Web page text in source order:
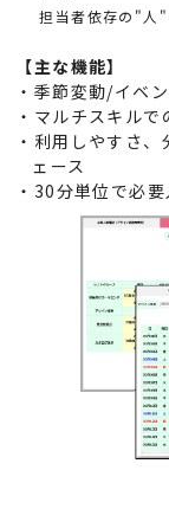
担当者依存の"人"
【主な機能】
・季節変動/イベ
・マルチスキル
・利用しやすさ
ェース
・30分単位で必